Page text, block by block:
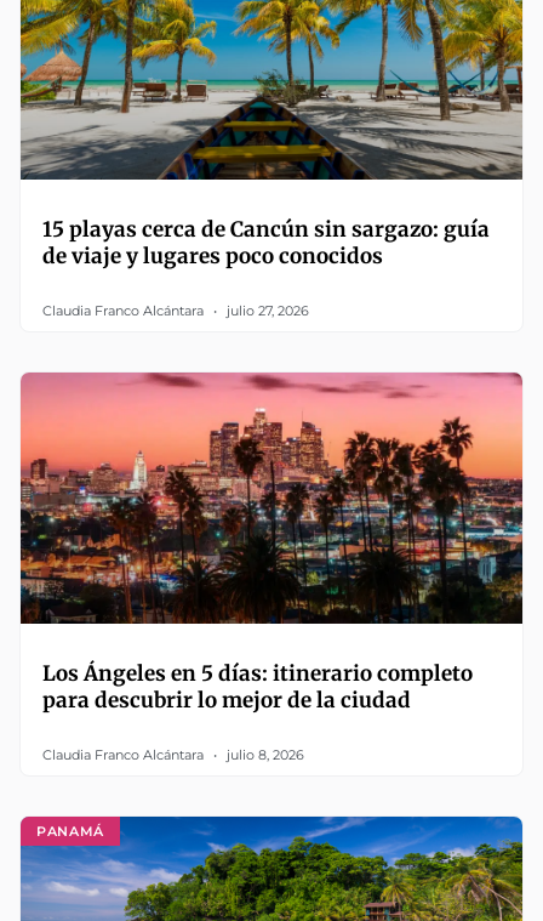
15 playas cerca de Cancún sin sargazo: guía
de viaje y lugares poco conocidos
Claudia Franco Alcántara julio 27, 2026
Los Ángeles en 5 días: itinerario completo
para descubrir lo mejor de la ciudad
Claudia Franco Alcántara julio 8, 2026
PANAMÁ